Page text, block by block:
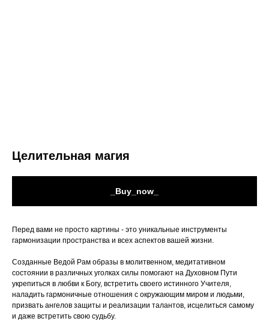
Целительная магия
_Buy_now_
Перед вами не просто картины - это уникальные инструменты
гармонизации пространства и всех аспектов вашей жизни.
Созданные Ведой Рам образы в молитвенном, медитативном
состоянии в различных уголках силы помогают на Духовном Пути
укрепиться в любви к Богу, встретить своего истинного Учителя,
наладить гармоничные отношения с окружающим миром и людьми,
призвать ангелов защиты и реализации талантов, исцелиться самому
и даже встретить свою судьбу.